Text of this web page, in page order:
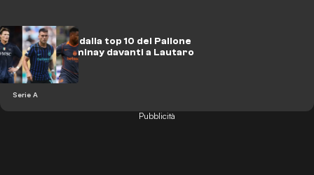
Serie A
Serie A fuori dalla top 10 del Pallone
d'Oro: McTominay davanti a Lautaro
Pubblicità